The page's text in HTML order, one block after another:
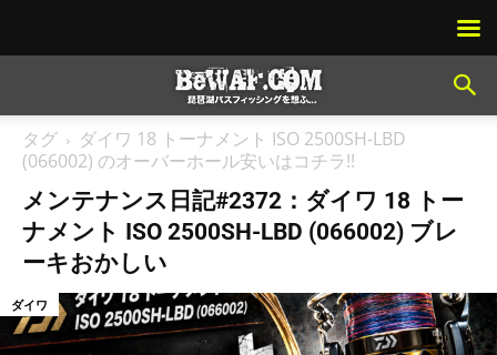
タグ
ダイワ 18 トーナメント ISO 2500SH-LBD
(066002) のオーバーホール安いはコチラ!!
メンテナンス日記#2372：ダイワ 18 トー
ナメント ISO 2500SH-LBD (066002) ブレ
ーキおかしい
ダイワ